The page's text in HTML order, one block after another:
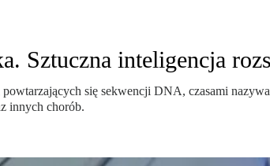
Sztuczna inteligencja
się sekwencji DNA, czasami
innych chorób.